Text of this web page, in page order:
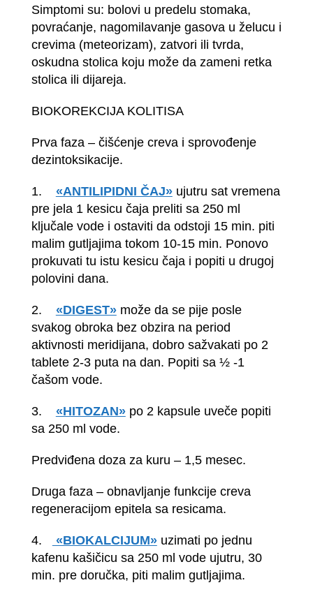
Simptomi su: bolovi u predelu stomaka,
povraćanje, nagomilavanje gasova u želucu i
crevima (meteorizam), zatvori ili tvrda,
oskudna stolica koju može da zameni retka
stolica ili dijareja.
BIOKOREKCIJA KOLITISA
Prva faza – čišćenje creva i sprovođenje
dezintoksikacije.
1. «ANTILIPIDNI ČAJ»ujutru sat vremena
pre jela 1 kesicu čaja preliti sa 250 ml
ključale vode i ostaviti da odstoji 15 min. piti
malim gutljajima tokom 10-15 min. Ponovo
prokuvati tu istu kesicu čaja i popiti u drugoj
polovini dana.
2. «DIGEST»može da se pije posle
svakog obroka bez obzira na period
aktivnosti meridijana, dobro sažvakati po 2
tablete 2-3 puta na dan. Popiti sa ½ -1
čašom vode.
3. «HITOZAN»po 2 kapsule uveče popiti
sa 250 ml vode.
Predviđena doza za kuru – 1,5 mesec.
Druga faza – obnavljanje funkcije creva
regeneracijom epitela sa resicama.
4. «BIOKALCIJUM»uzimati po jednu
kafenu kašičicu sa 250 ml vode ujutru, 30
min. pre doručka, piti malim gutljajima.